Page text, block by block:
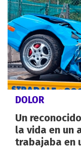
DOLOR
Un
la vida en un
trabajaba en